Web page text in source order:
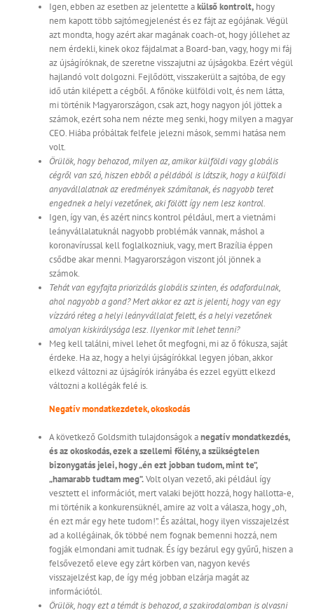
Igen, ebben az esetben az jelentette akülső kontrolt, hogy
nem kapott több sajtómegjelenést és ez fájt az egójának. Végül
azt mondta, hogy azért akar magának coach-ot, hogy jóllehet az
nem érdekli, kinek okoz fájdalmat a Board-ban, vagy, hogy mi fáj
az újságíróknak, de szeretne visszajutni az újságokba. Ezért végül
hajlandó volt dolgozni. Fejlődött, visszakerült a sajtóba, de egy
idő után kilépett a cégből. A főnöke külföldi volt, és nem látta,
mi történik Magyarországon, csak azt, hogy nagyon jól jöttek a
számok, ezért soha nem nézte meg senki, hogy milyen a magyar
CEO. Hiába próbáltak felfele jelezni mások, semmi hatása nem
volt.
Örülök, hogy behozod, milyen az, amikor külföldi vagy globális
cégről van szó, hiszen ebből a példából is látszik, hogy a külföldi
anyavállalatnak az eredmények számítanak, és nagyobb teret
engednek a helyi vezetőnek, aki fölött így nem lesz kontrol.
Igen, így van, és azért nincs kontrol például, mert a vietnámi
leányvállalatuknál nagyobb problémák vannak, máshol a
koronavírussal kell foglalkozniuk, vagy, mert Brazília éppen
csődbe akar menni. Magyarországon viszont jól jönnek a
számok.
Tehát van egyfajta priorizálás globális szinten, és odafordulnak,
ahol nagyobb a gond? Mert akkor ez azt is jelenti, hogy van egy
vízzáró réteg a helyi leányvállalat felett, és a helyi vezetőnek
amolyan kiskirálysága lesz. Ilyenkor mit lehet tenni?
Meg kell találni, mivel lehet őt megfogni, mi az ő fókusza, saját
érdeke. Ha az, hogy a helyi újságírókkal legyen jóban, akkor
elkezd változni az újságírók irányába és ezzel együtt elkezd
változni a kollégák felé is.
Negatív mondatkezdetek, okoskodás
A következő Goldsmith tulajdonságok anegatív mondatkezdés,
és az okoskodás, ezek a szellemi fölény, a szükségtelen
bizonygatás jelei, hogy „én ezt jobban tudom, mint te”,
„hamarabb tudtam meg”.Volt olyan vezető, aki például így
vesztett el információt, mert valaki bejött hozzá, hogy hallotta-e,
mi történik a konkurensüknél, amire az volt a válasza, hogy „oh,
én ezt már egy hete tudom!”. És azáltal, hogy ilyen visszajelzést
ad a kollégáinak, ők többé nem fognak bemenni hozzá, nem
fogják elmondani amit tudnak. És így bezárul egy gyűrű, hiszen a
felsővezető eleve egy zárt körben van, nagyon kevés
visszajelzést kap, de így még jobban elzárja magát az
információtól.
Örülök, hogy ezt a témát is behozod, a szakirodalomban is olvasni